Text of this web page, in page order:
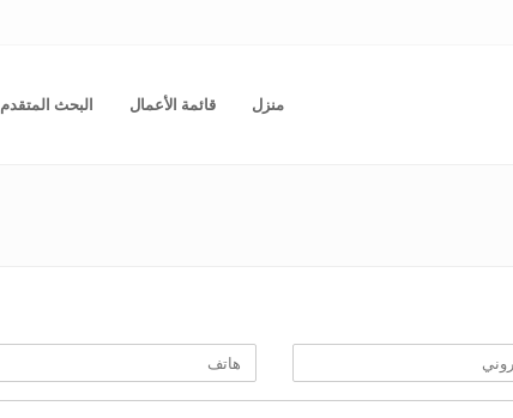
منزل قائمة الأعمال البحث المتقدم